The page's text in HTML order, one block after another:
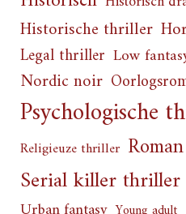
Historische thriller
Legal thriller Low
Nordic noir
Psychologische
Religieuze thriller Roman
Serial killer thriller